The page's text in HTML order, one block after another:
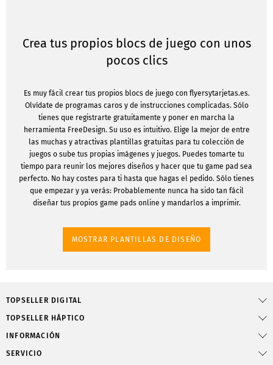
Crea tus propios blocs de juego con unos
pocos clics
Es muy fácil crear tus propios blocs de juego con flyersytarjetas.es.
Olvídate de programas caros y de instrucciones complicadas. Sólo
tienes que registrarte gratuitamente y poner en marcha la
herramienta FreeDesign. Su uso es intuitivo. Elige la mejor de entre
las muchas y atractivas plantillas gratuitas para tu colección de
juegos o sube tus propias imágenes y juegos. Puedes tomarte tu
tiempo para reunir los mejores diseños y hacer que tu game pad sea
perfecto. No hay costes para ti hasta que hagas el pedido. Sólo tienes
que empezar y ya verás: Probablemente nunca ha sido tan fácil
diseñar tus propios game pads online y mandarlos a imprimir.
MOSTRAR PLANTILLAS DE DISEÑO
TOPSELLER DIGITAL
TOPSELLER HÁPTICO
INFORMACIÓN
SERVICIO